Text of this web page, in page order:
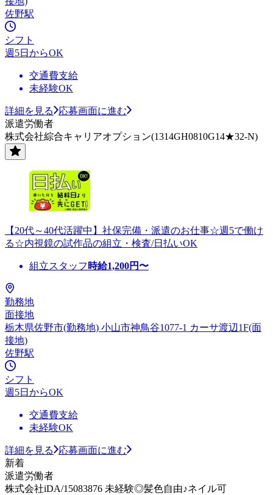
佐野駅
シフト
週5日からOK
交通費支給
未経験OK
詳細を見る
応募画面に進む
派遣労働者
株式会社綜合キャリアオプション(1314GH0810G14★32-N)
【20代～40代活躍中】社保完備・派遣のお仕事☆週5で働け
る☆内視鏡の試作品の組立・検査/日払いOK
組立スタッフ 時給1,200円〜
勤務地
面接地
栃木県佐野市(勤務地) 小山市神鳥谷1077-1 カーサ渡辺1F(面
接地)
佐野駅
シフト
週5日からOK
交通費支給
未経験OK
詳細を見る
応募画面に進む
新着
派遣労働者
株式会社iDA/15083876 未経験◎髪色自由♪ネイル可